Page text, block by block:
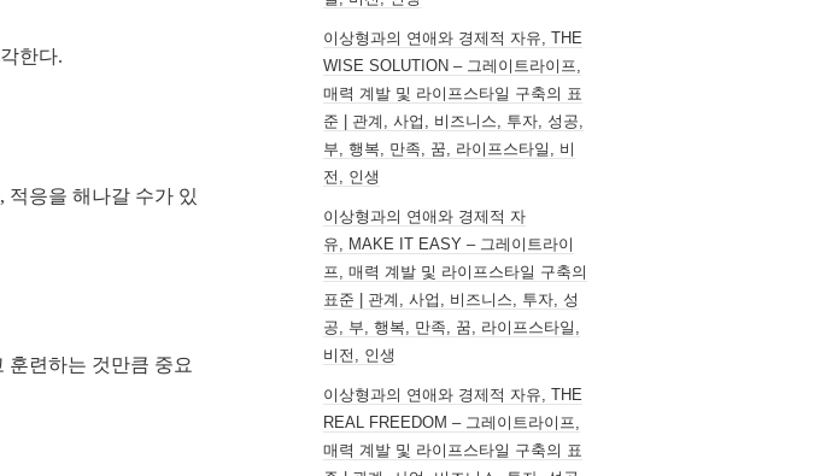
한다.
적응을 해나갈 수가 있
훈련하는 것만큼 중요
이상형과의 연애와 경제적 자유, THE
WISE SOLUTION – 그레이트라이프,
매력 계발 및 라이프스타일 구축의 표
준 | 관계, 사업, 비즈니스, 투자, 성공,
부, 행복, 만족, 꿈, 라이프스타일, 비
전, 인생
이상형과의 연애와 경제적 자
유, MAKE IT EASY – 그레이트라이
프, 매력 계발 및 라이프스타일 구축의
표준 | 관계, 사업, 비즈니스, 투자, 성
공, 부, 행복, 만족, 꿈, 라이프스타일,
비전, 인생
이상형과의 연애와 경제적 자유, THE
REAL FREEDOM – 그레이트라이프,
매력 계발 및 라이프스타일 구축의 표